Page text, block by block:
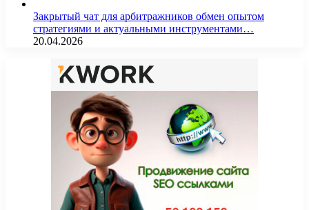
Закрытый чат для арбитражников обмен опытом
стратегиями и актуальными инструментами…
20.04.2026